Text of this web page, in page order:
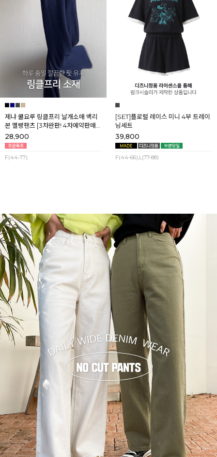
제냐 쿨요루 링클프리 날개소매 백리
본 멜빵팬츠 [3차완판! 4차예약판매]
[네이비] 8월셋째주 순차배송
28,900
F(44-77)
[SET]플로럴 레이스 미니 4부 트레이
닝세트
39,800
F(44-66),L(77-88)